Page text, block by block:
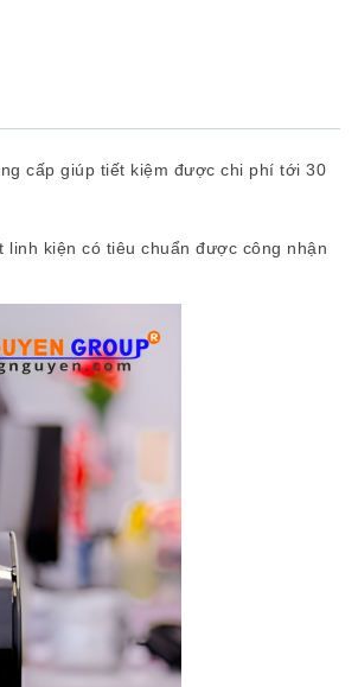
cấp giúp tiết kiệm được chi phí tới 30
kiện có tiêu chuẩn được công nhận